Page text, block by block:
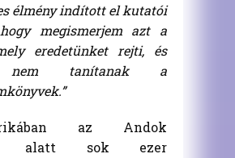
élmény indított el kutatói
megismerjem azt a
eredetünket rejti, és
nem tanítanak a
az Andok
alatt sok ezer